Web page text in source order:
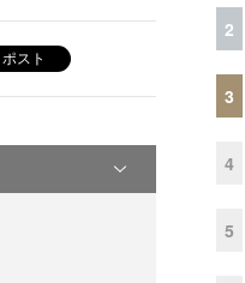
ポスト
2
3
4
5